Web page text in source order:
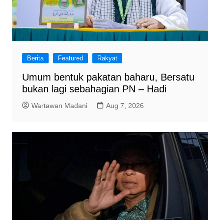
Berita Featured Rakyat
Umum bentuk pakatan baharu, Bersatu
bukan lagi sebahagian PN – Hadi
Wartawan Madani Aug 7, 2026